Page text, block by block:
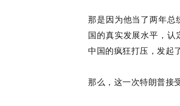
那是因为他当了两年总
国的真实发展水平，
中国的疯狂打压，发起
那么，这一次特朗普接